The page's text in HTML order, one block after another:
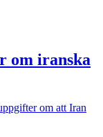
om iranska
om att Iran